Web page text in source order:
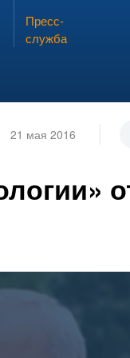
газа?
104
Пресс-
служба
21 мая 2016